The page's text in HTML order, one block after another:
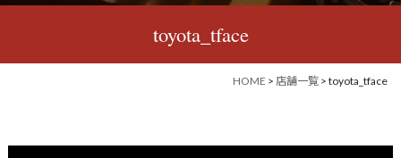
toyota_tface
HOME > 店舗一覧 > toyota_tface